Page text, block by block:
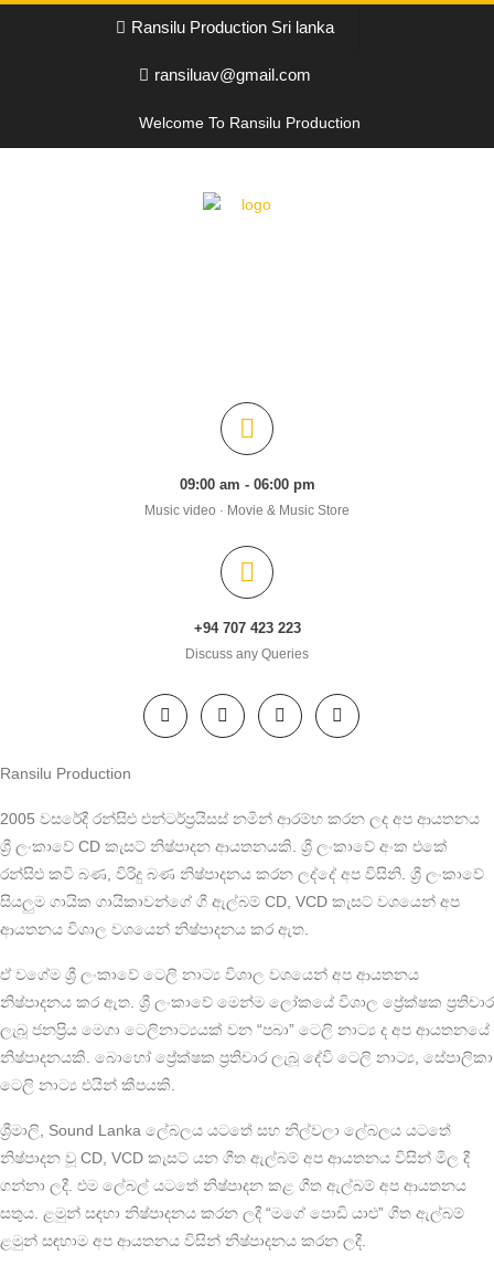
Ransilu Production Sri lanka
ransiluav@gmail.com
Welcome To Ransilu Production
09:00 am - 06:00 pm
Music video · Movie & Music Store
+94 707 423 223
Discuss any Queries
Ransilu Production
2005 වසරේදී රන්සිළු එන්ටර්ප්‍රයිසස් නමින් ආරම්භ කරන ලද අප ආයතනය
ශ්‍රී ලංකාවේ CD කැසට් නිෂ්පාදන ආයතනයකි. ශ්‍රී ලංකාවේ අංක එකේ
රන්සිළු කවි බණ, විරිදු බණ නිෂ්පාදනය කරන ලද්දේ අප විසිනි. ශ්‍රී ලංකාවේ
සියලුම ගායික ගායිකාවන්ගේ ගී ඇල්බම් CD, VCD කැසට් වශයෙන් අප
ආයතනය විශාල වශයෙන් නිෂ්පාදනය කර ඇත.
ඒ වගේම ශ්‍රී ලංකාවේ ටෙලි නාට්‍ය විශාල වශයෙන් අප ආයතනය
නිෂ්පාදනය කර ඇත. ශ්‍රී ලංකාවේ මෙන්ම ලෝකයේ විශාල ප්‍රේක්ෂක ප්‍රතිචාර
ලැබූ ජනප්‍රිය මෙගා ටෙලිනාට්‍යයක් වන “පබා” ටෙලි නාට්‍ය ද අප ආයතනයේ
නිෂ්පාදනයකි. බොහෝ ප්‍රේක්ෂක ප්‍රතිචාර ලැබූ දේවි ටෙලි නාට්‍ය, සේපාලිකා
ටෙලි නාට්‍ය එයින් කීපයකි.
ශ්‍රීමාලි, Sound Lanka ලේබලය යටතේ සහ නිල්වලා ලේබලය යටතේ
නිෂ්පාදන වූ CD, VCD කැසට් යන ගීත ඇල්බම් අප ආයතනය විසින් මිල දී
ගන්නා ලදී. එම ලේබල් යටතේ නිෂ්පාදන කළ ගීත ඇල්බම් අප ආයතනය
සතුය. ළමුන් සඳහා නිෂ්පාදනය කරන ලදී “මගේ පොඩි යාළු” ගීත ඇල්බම්
ළමුන් සඳහාම අප ආයතනය විසින් නිෂ්පාදනය කරන ලදී.